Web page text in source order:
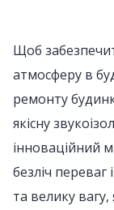
Щоб
атмосферу в
ремонту
якісну
інноваційний
безліч переваг
та велику